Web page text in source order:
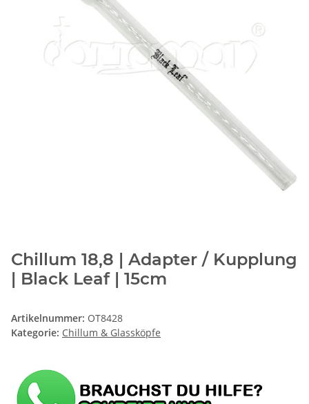
Chillum 18,8 | Adapter / Kupplung
| Black Leaf | 15cm
Artikelnummer: OT8428
Kategorie: Chillum & Glassköpfe